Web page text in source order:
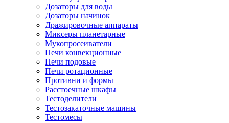
Дозаторы для воды
Дозаторы начинок
Дражировочные аппараты
Миксеры планетарные
Мукопросеиватели
Печи конвекционные
Печи подовые
Печи ротационные
Противни и формы
Расстоечные шкафы
Тестоделители
Тестозакаточные машины
Тестомесы